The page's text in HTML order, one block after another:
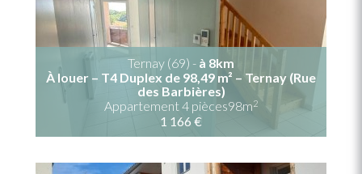
Ternay (69) - à 8km
À louer – T4 Duplex de 98,49 m² – Ternay (Rue
des Barbières)
Appartement 4 pièces98m2
1 166 €